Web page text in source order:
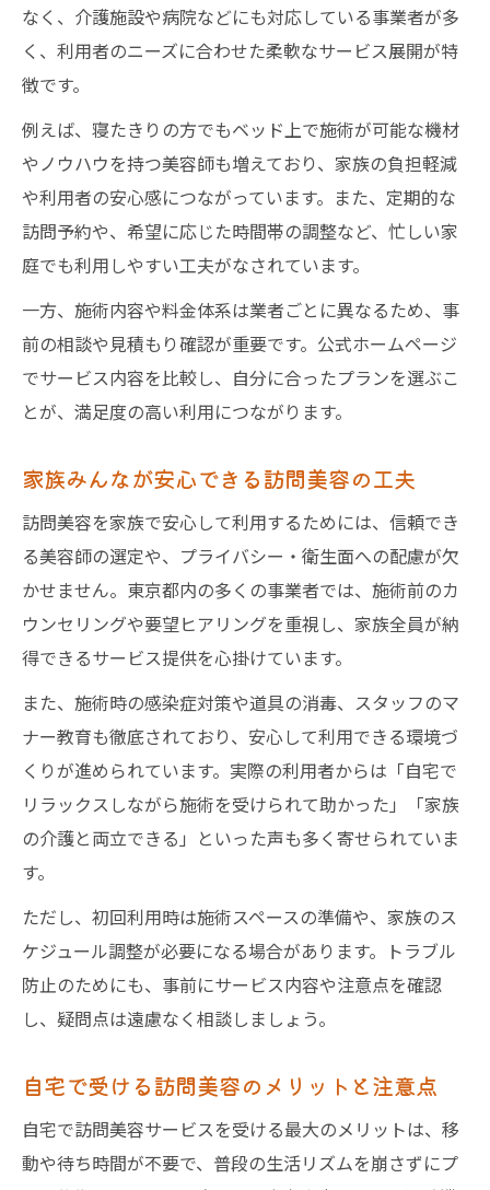
なく、介護施設や病院などにも対応している事業者が多
く、利用者のニーズに合わせた柔軟なサービス展開が特
徴です。
例えば、寝たきりの方でもベッド上で施術が可能な機材
やノウハウを持つ美容師も増えており、家族の負担軽減
や利用者の安心感につながっています。また、定期的な
訪問予約や、希望に応じた時間帯の調整など、忙しい家
庭でも利用しやすい工夫がなされています。
一方、施術内容や料金体系は業者ごとに異なるため、事
前の相談や見積もり確認が重要です。公式ホームページ
でサービス内容を比較し、自分に合ったプランを選ぶこ
とが、満足度の高い利用につながります。
家族みんなが安心できる訪問美容の工夫
訪問美容を家族で安心して利用するためには、信頼でき
る美容師の選定や、プライバシー・衛生面への配慮が欠
かせません。東京都内の多くの事業者では、施術前のカ
ウンセリングや要望ヒアリングを重視し、家族全員が納
得できるサービス提供を心掛けています。
また、施術時の感染症対策や道具の消毒、スタッフのマ
ナー教育も徹底されており、安心して利用できる環境づ
くりが進められています。実際の利用者からは「自宅で
リラックスしながら施術を受けられて助かった」「家族
の介護と両立できる」といった声も多く寄せられていま
す。
ただし、初回利用時は施術スペースの準備や、家族のス
ケジュール調整が必要になる場合があります。トラブル
防止のためにも、事前にサービス内容や注意点を確認
し、疑問点は遠慮なく相談しましょう。
自宅で受ける訪問美容のメリットと注意点
自宅で訪問美容サービスを受ける最大のメリットは、移
動や待ち時間が不要で、普段の生活リズムを崩さずにプ